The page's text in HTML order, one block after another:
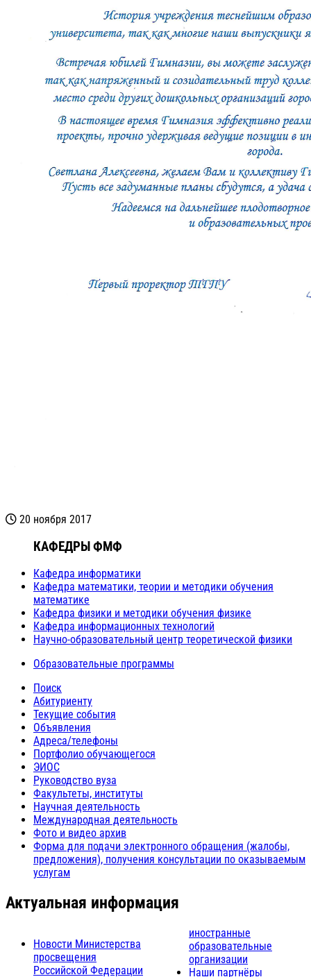
20 ноября 2017
КАФЕДРЫ ФМФ
Кафедра информатики
Кафедра математики, теории и методики обучения
математике
Кафедра физики и методики обучения физике
Кафедра информационных технологий
Научно-образовательный центр теоретической физики
Образовательные программы
Поиск
Абитуриенту
Текущие события
Объявления
Адреса/телефоны
Портфолио обучающегося
ЭИОС
Руководство вуза
Факультеты, институты
Научная деятельность
Международная деятельность
Фото и видео архив
Форма для подачи электронного обращения (жалобы,
предложения), получения консультации по оказываемым
услугам
Актуальная информация
Новости Министерства
просвещения
Российской Федерации
иностранные
образовательные
организации
Наши партнёры